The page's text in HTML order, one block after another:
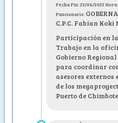
Fecha Fin: 23/06/2025 Hora:
Funcionario:
C.P.C. Fabian
Participación en
Trabajo en la
Gobierno
para coordinar
asesores
de los
Puerto de